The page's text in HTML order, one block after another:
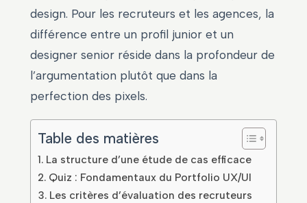
design. Pour les recruteurs et les agences, la
différence entre un profil junior et un
designer senior réside dans la profondeur de
l’argumentation plutôt que dans la
perfection des pixels.
Table des matières
La structure d’une étude de cas efficace
Quiz : Fondamentaux du Portfolio UX/UI
Les critères d’évaluation des recruteurs